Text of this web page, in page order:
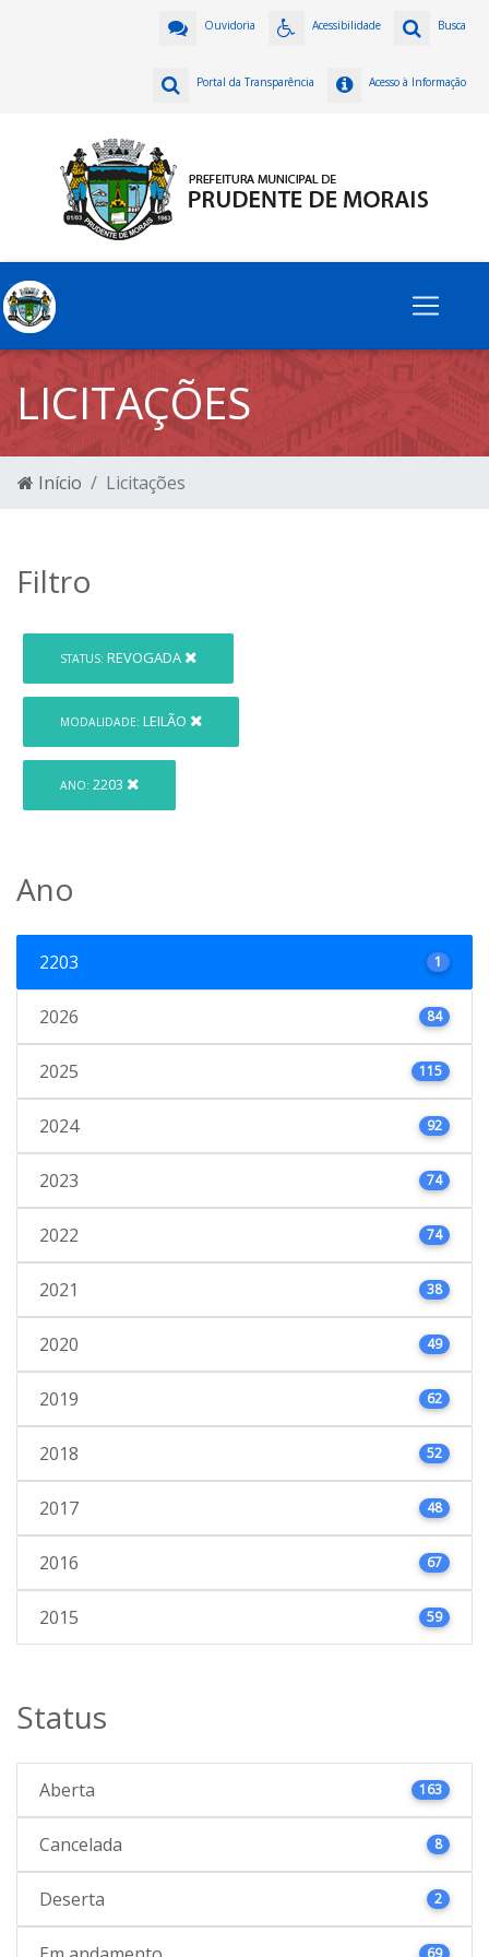
Busca
Acessibilidade
Ouvidoria
Acesso à Informação
Portal da Transparência
LICITAÇÕES
Início Licitações
Filtro
STATUS: REVOGADA
MODALIDADE: LEILÃO
ANO: 2203
Ano
2203 1
2026 84
2025 115
2024 92
2023 74
2022 74
2021 38
2020 49
2019 62
2018 52
2017 48
2016 67
2015 59
Status
Aberta 163
Cancelada 8
Deserta 2
69